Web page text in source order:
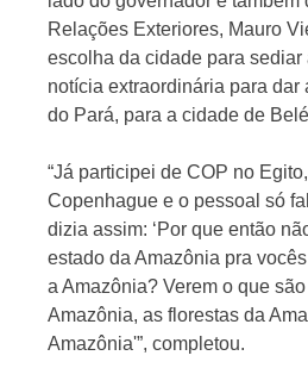
Relações Exteriores, Mauro
escolha da cidade para sediar
notícia extraordinária para dar
do Pará, para a cidade de
“Já participei de COP no
Copenhague e o pessoal só
dizia assim: ‘Por que então
estado da Amazônia pra
a Amazônia? Verem o que
Amazônia, as florestas da
Amazônia'”, completou.